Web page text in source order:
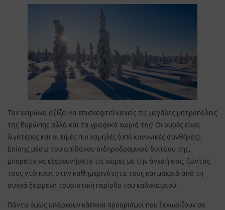
Τον χειμώνα αξίζει να επισκεφτεί κανείς τις μεγάλες μητροπόλεις
της Ευρώπης αλλά και τα γραφικά χωριά της! Οι ουρές είναι
λιγότερες και οι τιμές πιο χαμηλές (υπό κανονικές συνθήκες).
Επίσης μέσω του απίθανου σιδηροδρομικού δικτύου της,
μπορείτε να εξερευνήσετε τις χώρες με την άνεσή σας, ζώντας
τους ντόπιους στην καθημερινότητα τους και μακριά από τη
συχνά ξέφρενη τουριστική περίοδο του καλοκαιριού.
Πάντα όμως υπάρχουν κάποιοι προορισμοί που ξεχωρίζουν σε